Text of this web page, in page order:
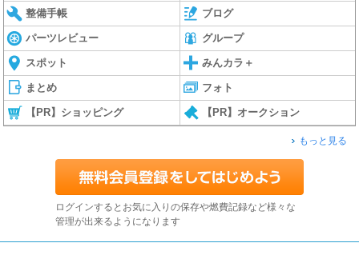
整備手帳 ブログ
パーツレビュー グループ
スポット みんカラ＋
まとめ フォト
【PR】ショッピング 【PR】オークション
もっと見る
ログインするとお気に入りの保存や燃費記録など様々な
管理が出来るようになります